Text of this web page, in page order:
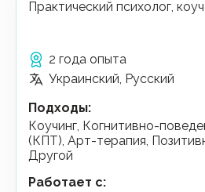
Практический психолог, коуч
2 года опыта
Украинский, Русский
Подходы:
Коучинг, Когнитивно-поведенческая терапия
(КПТ), Арт-терапия,
Другой
Работает с: